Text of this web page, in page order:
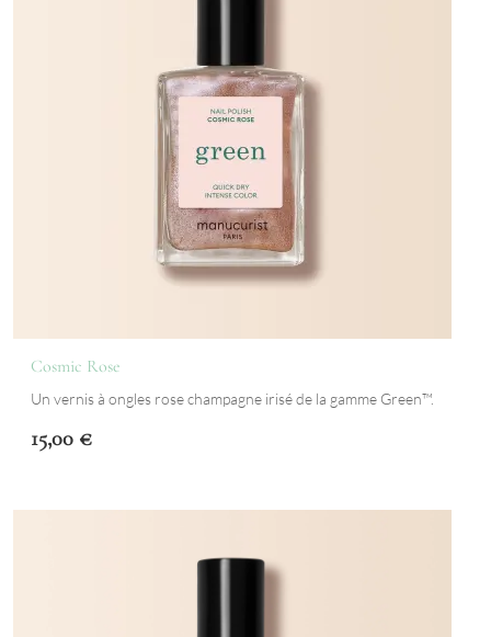
Cosmic Rose
Un vernis à ongles rose champagne irisé de la gamme Green™.
15,00 €